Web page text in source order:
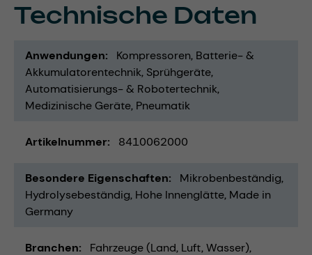
Technische Daten
Anwendungen Kompressoren Batterie- &
Akkumulatorentechnik Sprühgeräte
Automatisierungs- & Robotertechnik
Medizinische Geräte Pneumatik
Artikelnummer 8410062000
Besondere Eigenschaften
Mikrobenbeständig
Hydrolysebeständig Hohe Innenglätte Made in
Germany
Branchen Fahrzeuge (Land, Luft, Wasser)